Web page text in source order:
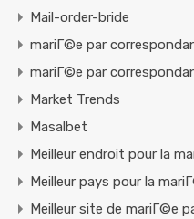
Mail-order-bride
mariГ©e par
mariГ©e par
Market Trends
Masalbet
Meilleur endroit pour la
Meilleur pays pour la
Meilleur site de mariГ©e